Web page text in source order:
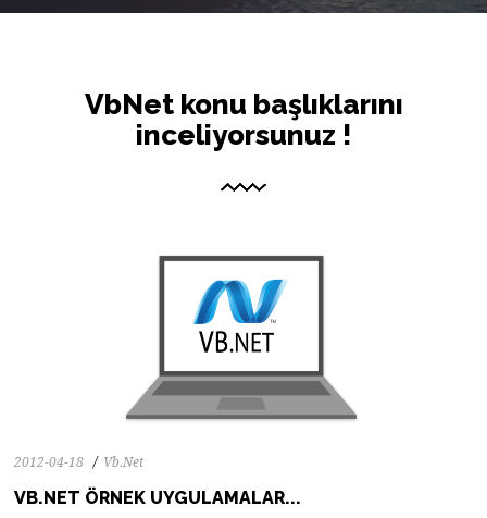
VbNet konu başlıklarını
inceliyorsunuz !
2012-04-18 Vb.Net
VB.NET ÖRNEK UYGULAMALAR...